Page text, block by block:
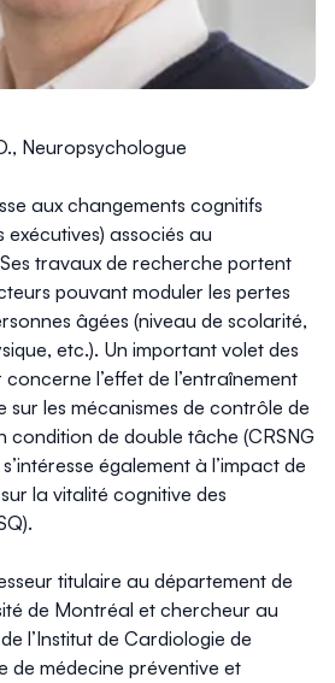
Neuropsychologue
aux changements cognitifs
associés au
travaux de recherche portent
pouvant moduler les pertes
âgées (niveau de scolarité,
etc.). Un important volet des
l’effet de l’entraînement
les mécanismes de contrôle de
condition de double tâche (CRSNG
également à l’impact de
la vitalité cognitive des
titulaire au département de
de Montréal et chercheur au
l’Institut de Cardiologie de
de médecine préventive et